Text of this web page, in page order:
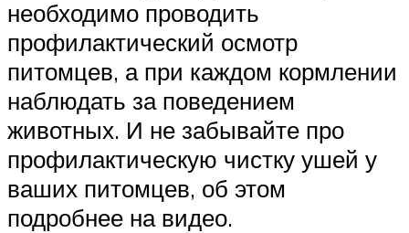
необходимо проводить
профилактический осмотр
питомцев, а при каждом кормлении
наблюдать за поведением
животных. И не забывайте про
профилактическую чистку ушей у
ваших питомцев, об этом
подробнее на видео.